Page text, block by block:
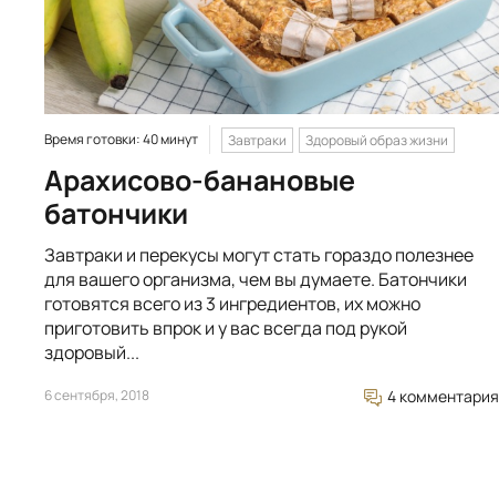
Время готовки: 40 минут Завтраки Здоровый образ жизни
Арахисово-банановые
батончики
Завтраки и перекусы могут стать гораздо полезнее
для вашего организма, чем вы думаете. Батончики
готовятся всего из 3 ингредиентов, их можно
приготовить впрок и у вас всегда под рукой
здоровый...
6 сентября, 2018 4 комментария